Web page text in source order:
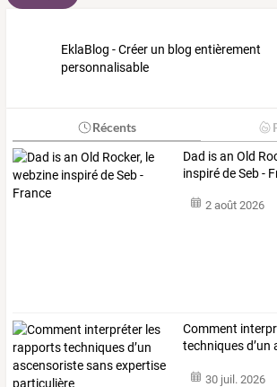
EklaBlog - Créer un blog entièrement
personnalisable
Récents
Dad is an Old
inspiré de Seb -
2 août 2026
Comment
techniquesd’un
30 juil. 2026